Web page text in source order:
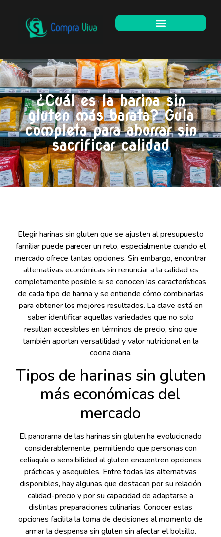
¿Cuál es la harina sin
gluten más barata? Guía
completa para ahorrar sin
sacrificar calidad
Elegir harinas sin gluten que se ajusten al presupuesto
familiar puede parecer un reto, especialmente cuando el
mercado ofrece tantas opciones. Sin embargo, encontrar
alternativas económicas sin renunciar a la calidad es
completamente posible si se conocen las características
de cada tipo de harina y se entiende cómo combinarlas
para obtener los mejores resultados. La clave está en
saber identificar aquellas variedades que no solo
resultan accesibles en términos de precio, sino que
también aportan versatilidad y valor nutricional en la
cocina diaria.
Tipos de harinas sin gluten
más económicas del
mercado
El panorama de las harinas sin gluten ha evolucionado
considerablemente, permitiendo que personas con
celiaquía o sensibilidad al gluten encuentren opciones
prácticas y asequibles. Entre todas las alternativas
disponibles, hay algunas que destacan por su relación
calidad-precio y por su capacidad de adaptarse a
distintas preparaciones culinarias. Conocer estas
opciones facilita la toma de decisiones al momento de
armar la despensa sin gluten sin afectar el bolsillo.